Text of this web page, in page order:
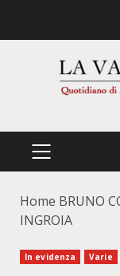
PRIMÄRES
Home BRUNO
INGROIA
In evidenza Varie